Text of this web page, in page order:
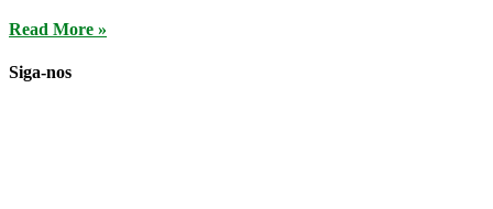
Read More »
Siga-nos